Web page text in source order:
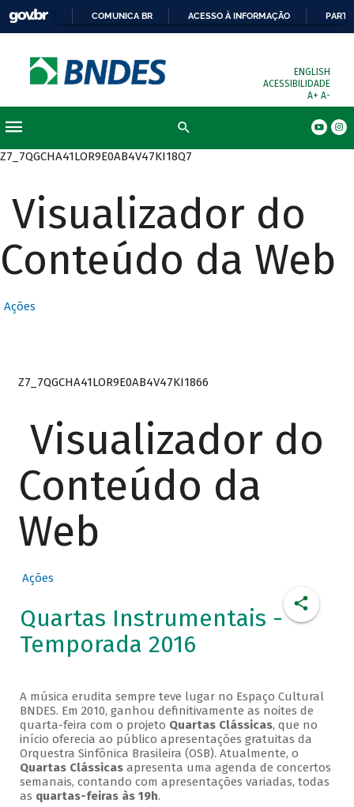
COMUNICA BR ACESSO À INFORMAÇÃO
ENGLISH
ACESSIBILIDADE
A+ A-
Z7_7QGCHA41LOR9E0AB4V47KI18Q7
Visualizador do
Conteúdo da Web
Ações
Z7_7QGCHA41LOR9E0AB4V47KI1866
Visualizador do
Conteúdo da
Web
Ações
Quartas Instrumentais -
Temporada 2016
A música erudita sempre teve lugar no Espaço Cultural
BNDES. Em 2010, ganhou definitivamente as noites de
quarta-feira com o projeto Quartas Clássicas, que no
início oferecia ao público apresentações gratuitas da
Orquestra Sinfônica Brasileira (OSB). Atualmente, o
Quartas Clássicasapresenta uma agenda de concertos
semanais, contando com apresentações variadas, todas
as quartas-feiras às 19h.